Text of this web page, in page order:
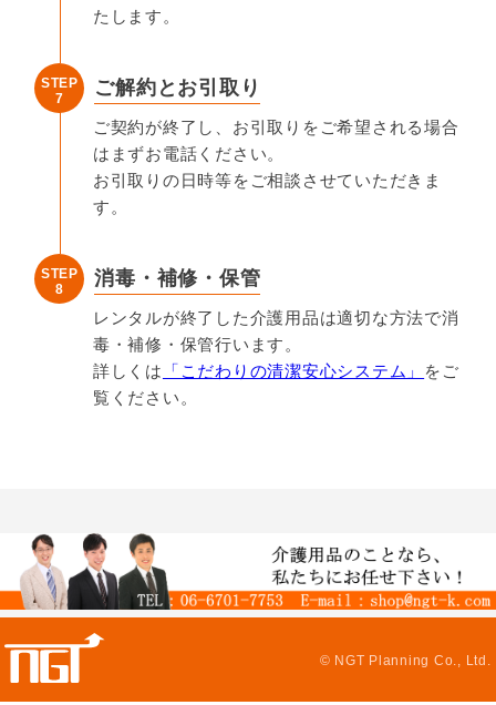
たします。
STEP
7
ご解約とお引取り
ご契約が終了し、お引取りをご希望される場合
はまずお電話ください。
お引取りの日時等をご相談させていただきま
す。
STEP
8
消毒・補修・保管
レンタルが終了した介護用品は適切な方法で消
毒・補修・保管行います。
詳しくは
「こだわりの清潔安心システム」
をご
覧ください。
© NGT Planning Co., Ltd.